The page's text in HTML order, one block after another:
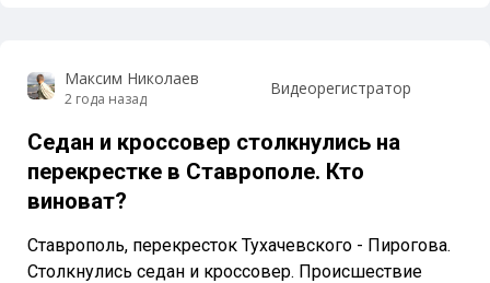
Максим Николаев
2 года назад Видеорегистратор
Седан и кроссовер столкнулись на
перекрестке в Ставрополе. Кто
виноват?
Ставрополь, перекресток Тухачевского - Пирогова.
Столкнулись седан и кроссовер. Происшествие